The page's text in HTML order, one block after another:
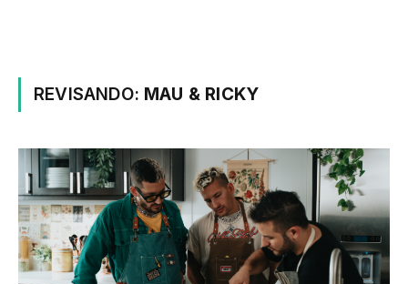
REVISANDO: MAU & RICKY